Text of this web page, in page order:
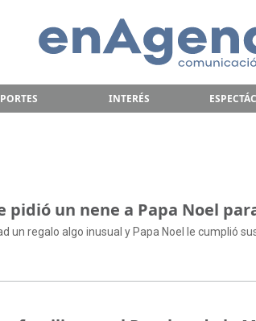
INTERÉS
pidió un nene a Papa Noel
un regalo algo inusual y Papa Noel le cumplió